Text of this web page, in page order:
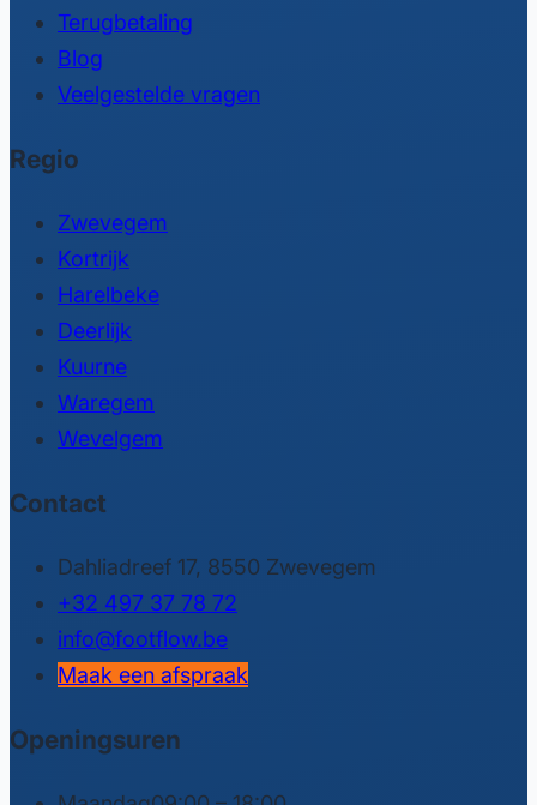
Terugbetaling
Blog
Veelgestelde vragen
Regio
Zwevegem
Kortrijk
Harelbeke
Deerlijk
Kuurne
Waregem
Wevelgem
Contact
Dahliadreef 17, 8550 Zwevegem
+32 497 37 78 72
info@footflow.be
Maak een afspraak
Openingsuren